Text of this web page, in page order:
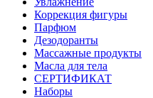
Коррекция фигуры
Парфюм
Дезодоранты
Массажные продукты
Масла для тела
СЕРТИФИКАТ
Наборы